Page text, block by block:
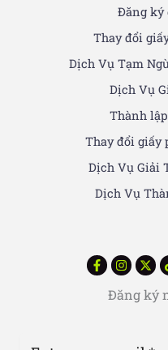
Đăng ký
Thay đổi
Dịch Vụ Tạm
Dịch Vụ
Thành
Thay đổi giấy
Dịch Vụ Giải
Dịch Vụ
Đăng ký